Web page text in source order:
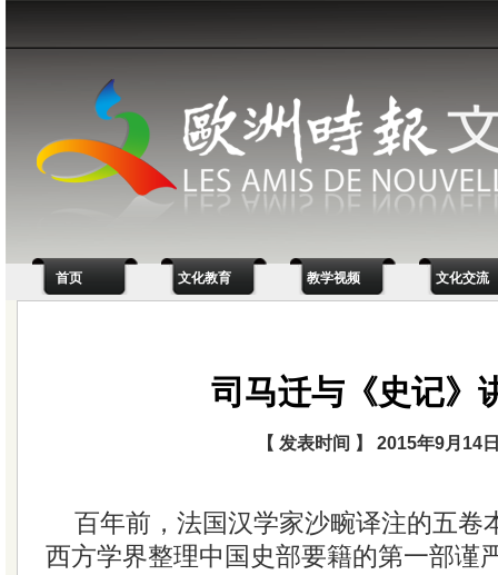
首页 文化教育 教学视频 文化交流
司马迁与《史记》
【 发表时间 】 2015年9月14
百年前，法国汉学家沙畹译注的五卷
西方学界整理中国史部要籍的第一部谨